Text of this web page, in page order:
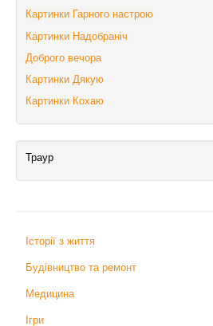
Картинки Гарного настрою
Картинки Надобраніч
Доброго вечора
Картинки Дякую
Картинки Кохаю
Траур
Історії з життя
Будівництво та ремонт
Медицина
Ігри